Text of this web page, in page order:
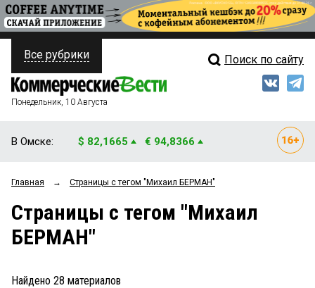
ПОЛИТИКА
ФИНАНСЫ
ОБЩЕСТВО
ЗАКОН
ПРОИСШЕСТВИЯ
Свежий выпуск
Мнения
Рейтинги
Все рубрики Поиск по сайту
Понедельник, 10 Августа
В Омске: $ 82,1665 € 94,8366
Главная → Страницы c тегом "Михаил БЕРМАН"
Страницы c тегом "Михаил
БЕРМАН"
Найдено 28 материалов